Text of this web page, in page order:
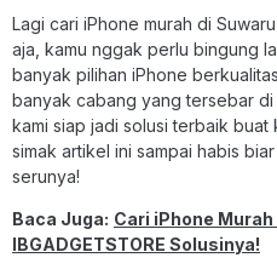
Lagi cari iPhone murah di
aja, kamu nggak perlu bingung
banyak pilihan iPhone
banyak cabang yang tersebar
kami siap jadi solusi terbaik buat
simak artikel ini sampai habis
serunya!
Baca Juga: Cari iPhone
IBGADGETSTORE Solusinya!